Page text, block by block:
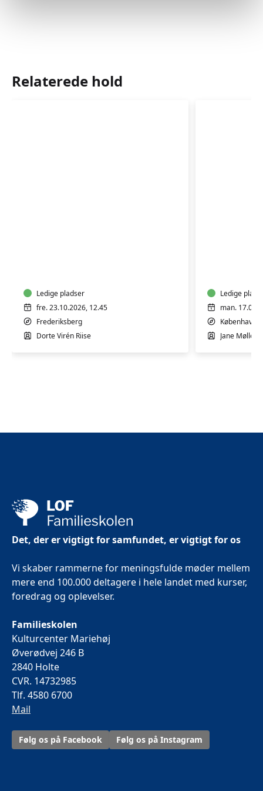
Relaterede hold
Ledige pladser
fre. 23.10.2026, 12.45
Frederiksberg
Dorte Virén Riise
Ledige
man.
København
Jane
Det, der er vigtigt for samfundet, er vigtigt for os
Vi skaber rammerne for meningsfulde møder mellem
mere end 100.000 deltagere i hele landet med kurser,
foredrag og oplevelser.
Familieskolen
Kulturcenter Mariehøj
Øverødvej 246 B
2840 Holte
CVR. 14732985
Tlf. 4580 6700
Mail
Følg os på Facebook Følg os på Instagram